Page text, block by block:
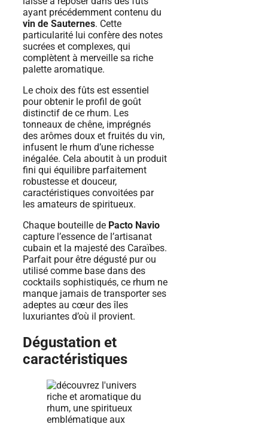
ayant précédemment contenu du
vin de Sauternes. Cette
particularité lui confère des notes
sucrées et complexes, qui
complètent à merveille sa riche
palette aromatique.
Le choix des fûts est essentiel
pour obtenir le profil de goût
distinctif de ce rhum. Les
tonneaux de chêne, imprégnés
des arômes doux et fruités du vin,
infusent le rhum d’une richesse
inégalée. Cela aboutit à un produit
fini qui équilibre parfaitement
robustesse et douceur,
caractéristiques convoitées par
les amateurs de spiritueux.
Chaque bouteille de Pacto Navio
capture l’essence de l’artisanat
cubain et la majesté des Caraïbes.
Parfait pour être dégusté pur ou
utilisé comme base dans des
cocktails sophistiqués, ce rhum ne
manque jamais de transporter ses
adeptes au cœur des îles
luxuriantes d’où il provient.
Dégustation et
caractéristiques